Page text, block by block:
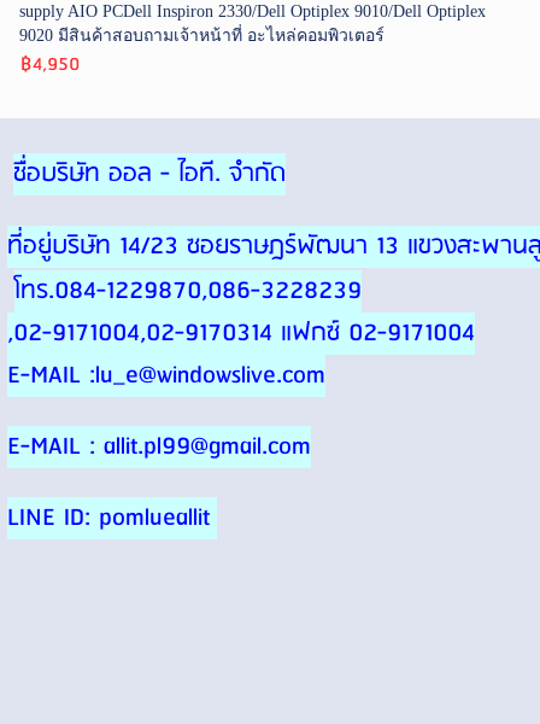
supply AIO PCDell Inspiron 2330/Dell Optiplex 9010/Dell Optiplex
9020 มีสินค้าสอบถามเจ้าหน้าที่ อะไหล่คอมพิวเตอร์
฿4,950
ชื่อบริษัท ออล - ไอที. จำกัด
ที่อยู่บริษัท 14/23 ซอยราษฎร์พัฒนา 13 แขวงสะพาน
โทร.084-1229870,086-3228239
,02-9171004,02-9170314 แฟกซ์ 02-9171004
E-MAIL :lu_e@windowslive.com
E-MAIL : allit.pl99@gmail.com
LINE ID: pomlueallit